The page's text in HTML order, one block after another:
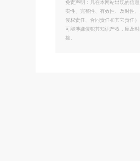
免责声明：凡在本网站出现的信
实性、完整性、有效性、及时性
侵权责任、合同责任和其它责任
可能涉嫌侵犯其知识产权，应及
接。